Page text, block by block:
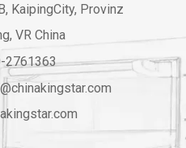
KaipingCity, Provinz
VR China
2761363